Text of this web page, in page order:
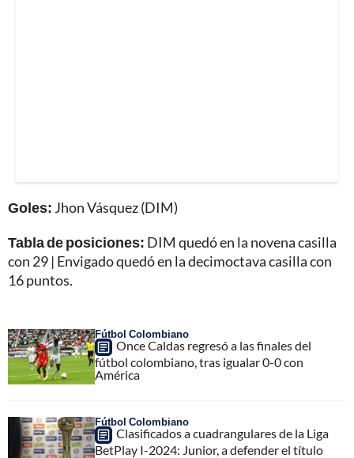
Goles: Jhon Vásquez (DIM)
Tabla de posiciones: DIM quedó en la novena casilla
con 29 | Envigado quedó en la decimoctava casilla con
16 puntos.
Fútbol Colombiano
Once Caldas regresó a las finales del
fútbol colombiano, tras igualar 0-0 con
América
Fútbol Colombiano
Clasificados a cuadrangulares de la Liga
BetPlay I-2024: Junior, a defender el título